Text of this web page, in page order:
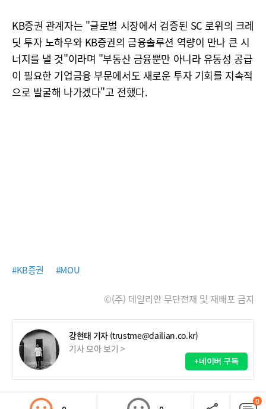
KB증권 관계자는 "글로벌 시장에서 검증된 SC 로위의 크레
딧 투자 노하우와 KB증권의 금융솔루션 역량이 만나 큰 시
너지를 낼 것"이라며 "부동산 금융뿐만 아니라 유동성 공급
이 필요한 기업금융 부문에서도 새로운 투자 기회를 지속적
으로 발굴해 나가겠다"고 전했다.
#KB증권 #MOU
©(주) 데일리안 무단전재 및 재배포 금지
강현태 기자 (trustme@dailian.co.kr)
기사 모아 보기 >
+네이버 구독
0